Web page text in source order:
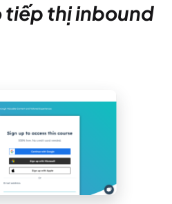
tiếp thị inbound